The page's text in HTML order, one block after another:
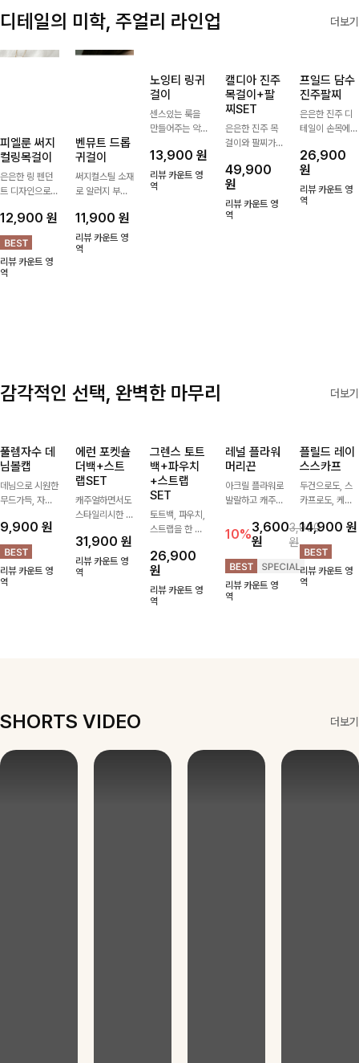
디테일의 미학, 주얼리 라인업 더보기
피엘룬 써지
컬링목걸이
은은한 링 펜던
트 디자인으로
써지컬스틸 소재
로 변색 걱정 없
이 데일리로 착
용하기 좋아요-
12,900 원
리뷰 카운트 영
역
벤뮤트 드롭
귀걸이
써지컬스틸 소재
로 알러지 부담
착용하기 좋은
귀걸이예요부드
러운 곡선의 드
11,900 원
리뷰 카운트 영
역
걸이
센스있는 룩을
만들어주는 악세
캘디아 진주
찌SET
은은한 진주 목
걸이와 팔찌가
세트로 구성되어
진주팔찌
은은한 진주 디
테일이 손목에
고급스러운 포인
감각적인 선택, 완벽한 마무리 더보기
풀렘자수 데
님볼캡
데님으로 시원한
무드가득, 자수
로 트렌디한 포
에런 포켓숄
더백+스트
랩SET
캐주얼하면서도
그렌스 토트
백+파우치
+스트랩
SET
스트랩을 한 번
레널 플라워
머리끈
발랄하고 캐주얼
한 무드가 느껴
지는 헤어아이템
10%
플릴드 레이
스스카프
두건으로도, 스
카프로도, 케이
프로도 착용 가